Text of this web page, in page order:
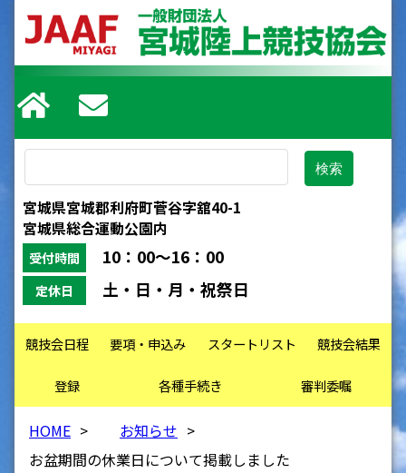
宮城県宮城郡利府町菅谷字舘40-1
宮城県総合運動公園内
受付時間 10：00～16：00
定休日 土・日・月・祝祭日
競技会日程 要項・申込み スタートリスト 競技会結果
登録 各種手続き 審判委嘱
HOME > お知らせ >
お盆期間の休業日について掲載しました